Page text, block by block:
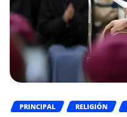
PRINCIPAL RELIGIÓN